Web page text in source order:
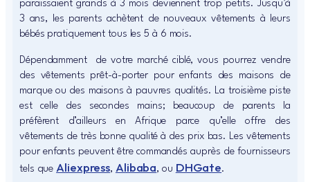
paraissaient grands à 3 mois deviennent trop petits. Jusqu’à
3 ans, les parents achètent de nouveaux vêtements à leurs
bébés pratiquement tous les 5 à 6 mois.
Dépendamment de votre marché ciblé, vous pourrez vendre
des vêtements prêt-à-porter pour enfants des maisons de
marque ou des maisons à pauvres qualités. La troisième piste
est celle des secondes mains; beaucoup de parents la
préfèrent d’ailleurs en Afrique parce qu’elle offre des
vêtements de très bonne qualité à des prix bas. Les vêtements
pour enfants peuvent être commandés auprès de fournisseurs
tels queAliexpress, Alibaba, ou DHGate.